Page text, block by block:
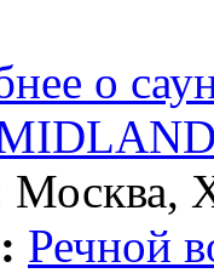
о
Москва,
Речной